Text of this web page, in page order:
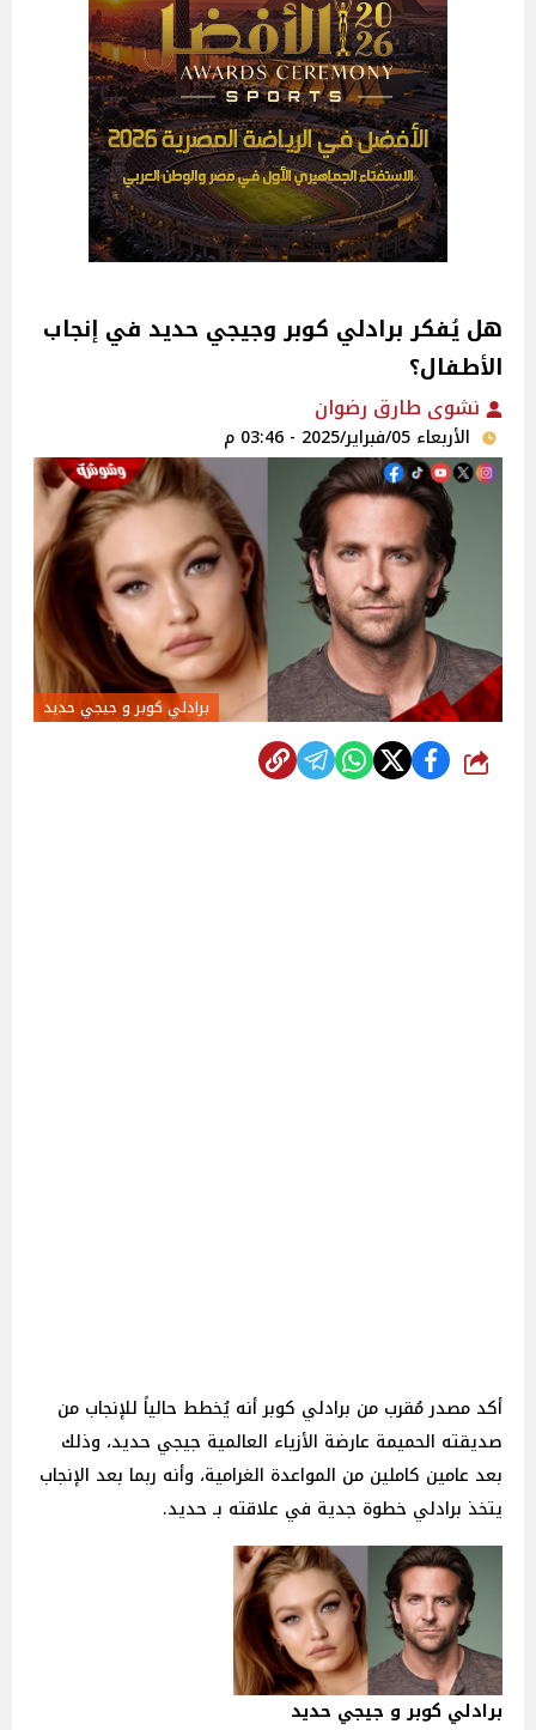
هل يُفكر برادلي كوبر وجيجي حديد في إنجاب
الأطفال؟
نشوى طارق رضوان
الأربعاء 05/فبراير/2025 - 03:46 م
برادلي كوبر و جيجي حديد
شارك
أكد مصدر مُقرب من برادلي كوبر أنه يُخطط حالياً للإنجاب من
صديقته الحميمة عارضة الأزياء العالمية جيجي حديد، وذلك
بعد عامين كاملين من المواعدة الغرامية، وأنه ربما بعد الإنجاب
يتخذ برادلي خطوة جدية في علاقته بـ حديد.
برادلي كوبر و جيجي حديد